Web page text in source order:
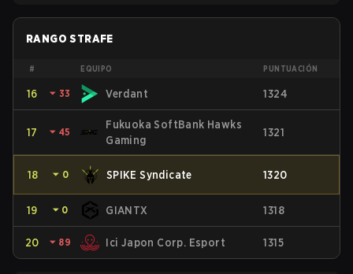
RANGO STRAFE
# EQUIPO PUNTUACIÓN
16 ⏷ 33 Verdant 1324
17 ⏷ 45
Fukuoka SoftBank Hawks
Gaming
1321
18 ⏷ 0 SPIKE Syndicate 1320
19 ⏷ 0 GIANTX 1318
20 ⏷ 89 Ici Japon Corp. Esport 1315